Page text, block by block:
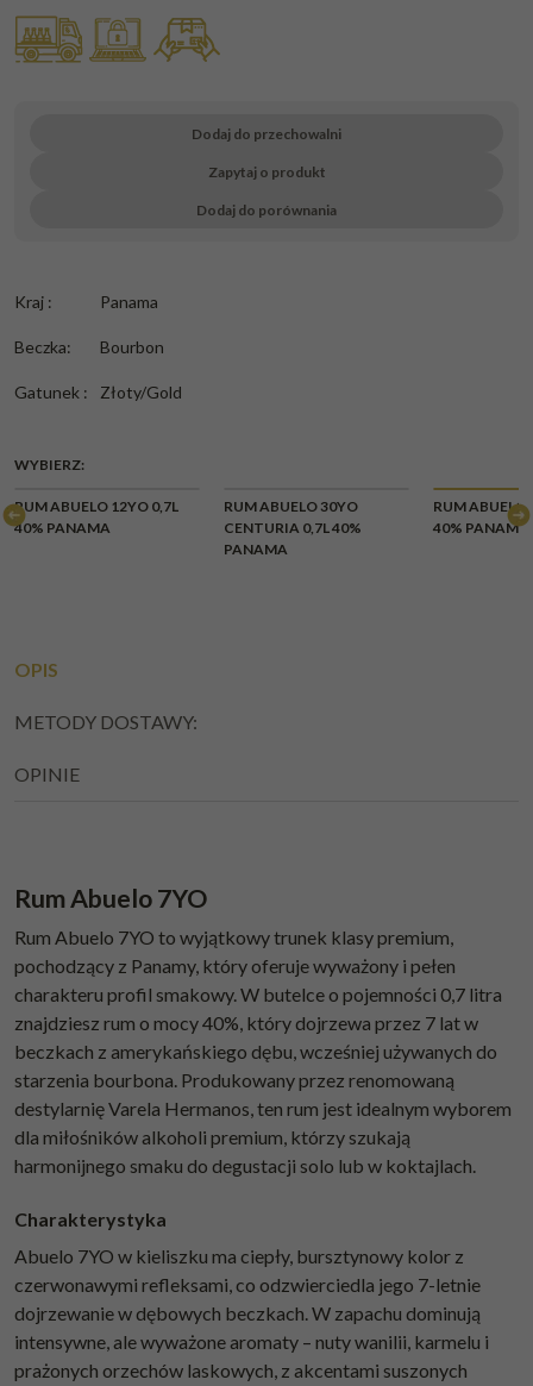
Dodaj do przechowalni
Zapytaj o produkt
Dodaj do porównania
Kraj : Panama
Beczka: Bourbon
Gatunek : Złoty/Gold
WYBIERZ:
RUM ABUELO 12YO 0,7L
40% PANAMA
RUM ABUELO 30YO
CENTURIA 0,7L 40%
PANAMA
RUM ABUELO
40% PANAMA
OPIS
METODY DOSTAWY:
OPINIE
Rum Abuelo 7YO
Rum Abuelo 7YO to wyjątkowy trunek klasy premium,
pochodzący z Panamy, który oferuje wyważony i pełen
charakteru profil smakowy. W butelce o pojemności 0,7 litra
znajdziesz rum o mocy 40%, który dojrzewa przez 7 lat w
beczkach z amerykańskiego dębu, wcześniej używanych do
starzenia bourbona. Produkowany przez renomowaną
destylarnię Varela Hermanos, ten rum jest idealnym wyborem
dla miłośników alkoholi premium, którzy szukają
harmonijnego smaku do degustacji solo lub w koktajlach.
Charakterystyka
Abuelo 7YO w kieliszku ma ciepły, bursztynowy kolor z
czerwonawymi refleksami, co odzwierciedla jego 7-letnie
dojrzewanie w dębowych beczkach. W zapachu dominują
intensywne, ale wyważone aromaty – nuty wanilii, karmelu i
prażonych orzechów laskowych, z akcentami suszonych